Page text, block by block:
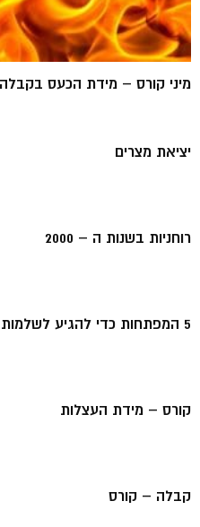
מיני קורס – מידת הכעס
יציאת מצרים
רוחניות בשנות ה – 2000
5 המפתחות כדי להגיע לשלמות
קורס – מידת העצלות
קבלה – קורס